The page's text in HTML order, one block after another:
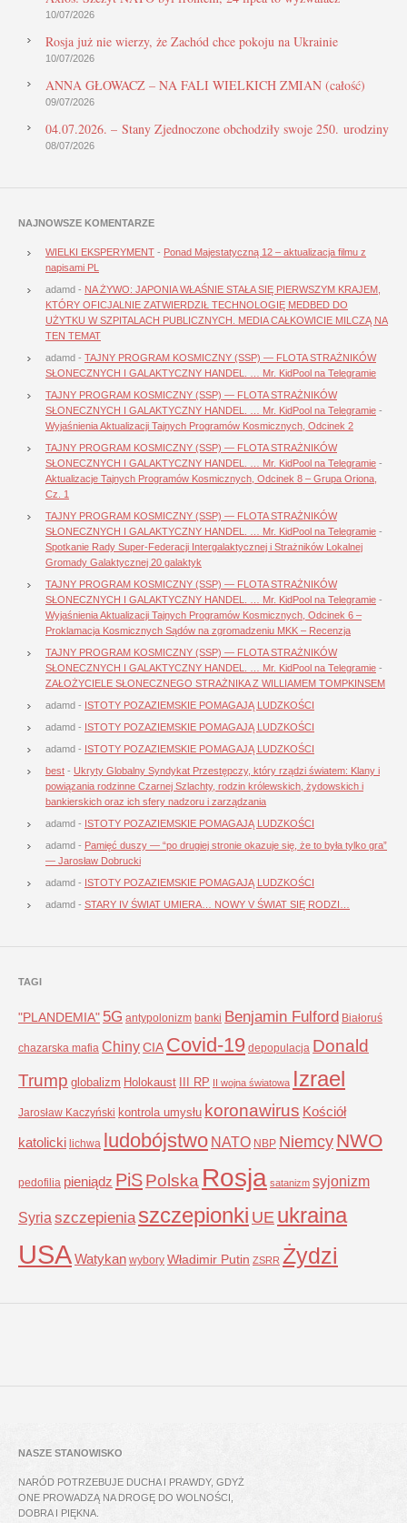
10/07/2026
Rosja już nie wierzy, że Zachód chce pokoju na Ukrainie
10/07/2026
ANNA GŁOWACZ – NA FALI WIELKICH ZMIAN (całość)
09/07/2026
04.07.2026. – Stany Zjednoczone obchodziły swoje 250. urodziny
08/07/2026
NAJNOWSZE KOMENTARZE
WIELKI EKSPERYMENT - Ponad Majestatyczną 12 – aktualizacja filmu z
napisami PL
adamd - NA ŻYWO: JAPONIA WŁAŚNIE STAŁA SIĘ PIERWSZYM KRAJEM,
KTÓRY OFICJALNIE ZATWIERDZIŁ TECHNOLOGIĘ MEDBED DO
UŻYTKU W SZPITALACH PUBLICZNYCH. MEDIA CAŁKOWICIE MILCZĄ NA
TEN TEMAT
adamd - TAJNY PROGRAM KOSMICZNY (SSP) — FLOTA STRAŻNIKÓW
SŁONECZNYCH I GALAKTYCZNY HANDEL. … Mr. KidPool na Telegramie
TAJNY PROGRAM KOSMICZNY (SSP) — FLOTA STRAŻNIKÓW
SŁONECZNYCH I GALAKTYCZNY HANDEL. … Mr. KidPool na Telegramie -
Wyjaśnienia Aktualizacji Tajnych Programów Kosmicznych, Odcinek 2
TAJNY PROGRAM KOSMICZNY (SSP) — FLOTA STRAŻNIKÓW
SŁONECZNYCH I GALAKTYCZNY HANDEL. … Mr. KidPool na Telegramie -
Aktualizacje Tajnych Programów Kosmicznych, Odcinek 8 – Grupa Oriona,
Cz. 1
TAJNY PROGRAM KOSMICZNY (SSP) — FLOTA STRAŻNIKÓW
SŁONECZNYCH I GALAKTYCZNY HANDEL. … Mr. KidPool na Telegramie -
Spotkanie Rady Super-Federacji Intergalaktycznej i Strażników Lokalnej
Gromady Galaktycznej 20 galaktyk
TAJNY PROGRAM KOSMICZNY (SSP) — FLOTA STRAŻNIKÓW
SŁONECZNYCH I GALAKTYCZNY HANDEL. … Mr. KidPool na Telegramie -
Wyjaśnienia Aktualizacji Tajnych Programów Kosmicznych, Odcinek 6 –
Proklamacja Kosmicznych Sądów na zgromadzeniu MKK – Recenzja
TAJNY PROGRAM KOSMICZNY (SSP) — FLOTA STRAŻNIKÓW
SŁONECZNYCH I GALAKTYCZNY HANDEL. … Mr. KidPool na Telegramie -
ZAŁOŻYCIELE SŁONECZNEGO STRAŻNIKA Z WILLIAMEM TOMPKINSEM
adamd - ISTOTY POZAZIEMSKIE POMAGAJĄ LUDZKOŚCI
adamd - ISTOTY POZAZIEMSKIE POMAGAJĄ LUDZKOŚCI
adamd - ISTOTY POZAZIEMSKIE POMAGAJĄ LUDZKOŚCI
best - Ukryty Globalny Syndykat Przestępczy, który rządzi światem: Klany i
powiązania rodzinne Czarnej Szlachty, rodzin królewskich, żydowskich i
bankierskich oraz ich sfery nadzoru i zarządzania
adamd - ISTOTY POZAZIEMSKIE POMAGAJĄ LUDZKOŚCI
adamd - Pamięć duszy — “po drugiej stronie okazuje się, że to była tylko gra”
— Jarosław Dobrucki
adamd - ISTOTY POZAZIEMSKIE POMAGAJĄ LUDZKOŚCI
adamd - STARY IV ŚWIAT UMIERA… NOWY V ŚWIAT SIĘ RODZI…
TAGI
"PLANDEMIA" 5G antypolonizm banki Benjamin Fulford Białoruś
chazarska mafia ChinyCIA Covid-19 depopulacja Donald
Trump globalizm Holokaust III RP II wojna światowa Izrael
Jarosław Kaczyński kontrola umysłu koronawirus Kościół
katolicki lichwa ludobójstwo NATO NBP NiemcyNWO
pedofilia pieniądz PiSPolska Rosja satanizm syjonizm
Syria szczepienia szczepionki UE ukraina
USAWatykan wybory Władimir Putin ZSRR Żydzi
NASZE STANOWISKO
NARÓD POTRZEBUJE DUCHA I PRAWDY, GDYŻ
ONE PROWADZĄ NA DROGĘ DO WOLNOŚCI,
DOBRA I PIĘKNA.